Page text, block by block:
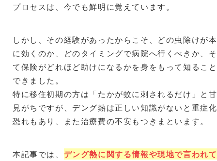
プロセスは、今でも鮮明に覚えています。
しかし、その経験があったからこそ、どの虫除けが
に効くのか、どのタイミングで病院へ行くべきか、
て保険がどれほど助けになるかを身をもって知るこ
できました。
特に移住初期の方は「たかが蚊に刺されるだけ」と
見がちですが、デング熱は正しい知識がないと重症
恐れもあり、また治療費の不安もつきまといます。
本記事では、 デング熱に関する情報や現地で言われ